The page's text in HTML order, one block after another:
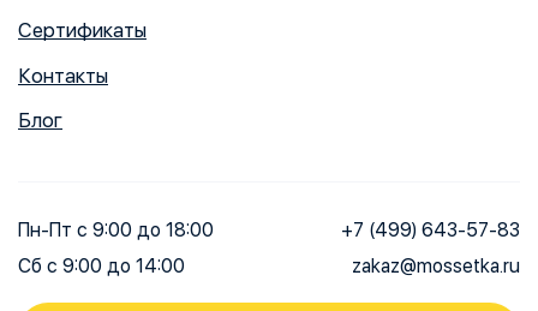
Сертификаты
Контакты
Блог
+7 (499) 643-57-83
zakaz@mossetka.ru
Пн-Пт с 9:00 до 18:00
Сб с 9:00 до 14:00